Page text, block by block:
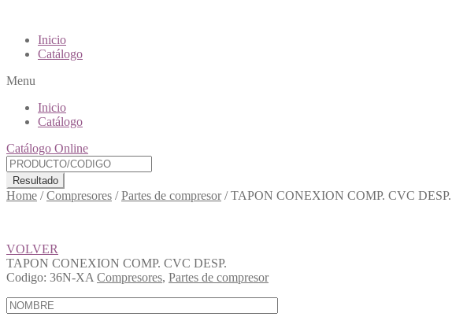
Inicio
Catálogo
Menu
Inicio
Catálogo
Catálogo Online
Resultado
Home /Compresores /Partes de compresor/TAPON CONEXION COMP. CVC DESP.
VOLVER
TAPON CONEXION COMP. CVC DESP.
Codigo: 36N-XA Compresores, Partes de compresor